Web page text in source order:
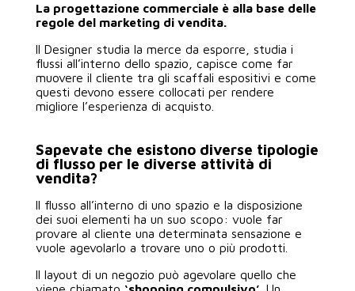
La progettazione commerciale è alla base delle
regole del marketing di vendita.
Il Designer studia la merce da esporre, studia i
flussi all’interno dello spazio, capisce come far
muovere il cliente tra gli scaffali espositivi e come
questi devono essere collocati per rendere
migliore l’esperienza di acquisto.
Sapevate che esistono diverse tipologie
di flusso per le diverse attività di
vendita?
Il flusso all’interno di uno spazio e la disposizione
dei suoi elementi ha un suo scopo: vuole far
provare al cliente una determinata sensazione e
vuole agevolarlo a trovare uno o più prodotti.
Il layout di un negozio può agevolare quello che